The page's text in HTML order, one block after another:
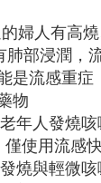
婦人有高
肺部浸潤，
是流感重症
物
年人發燒
僅使用流感
燒與輕微